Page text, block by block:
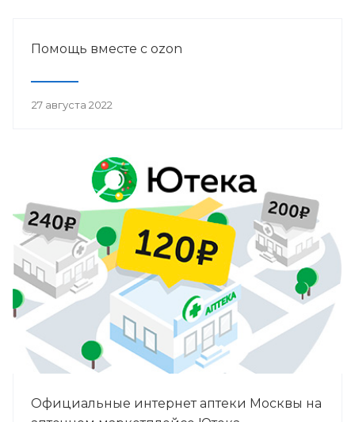
Помощь вместе с ozon
27 августа 2022
Официальные интернет аптеки Москвы на